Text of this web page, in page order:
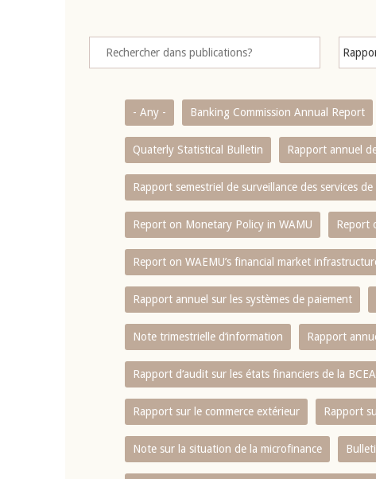
- Any - Banking Commission Annual Report
Quaterly Statistical Bulletin Rapport annuel
Rapport semestriel de surveillance des services
Report on Monetary Policy in WAMU Report
Report on WAEMU’s financial market
Rapport annuel sur les systèmes de paiement
Note trimestrielle d‘information Rapport
Rapport d‘audit sur les états financiers de la
Rapport sur le commerce extérieur Rapport
Note sur la situation de la microfinance